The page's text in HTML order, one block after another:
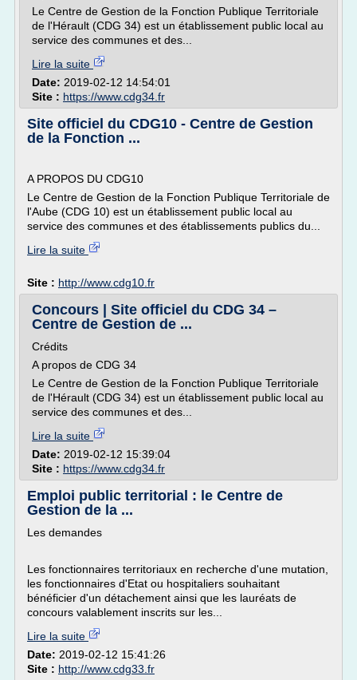
Le Centre de Gestion de la Fonction Publique Territoriale
de l'Hérault (CDG 34) est un établissement public local au
service des communes et des...
Lire la suite
Date: 2019-02-12 14:54:01
Site : https://www.cdg34.fr
Site officiel du CDG10 - Centre de Gestion
de la Fonction ...
A PROPOS DU CDG10
Le Centre de Gestion de la Fonction Publique Territoriale de
l'Aube (CDG 10) est un établissement public local au
service des communes et des établissements publics du...
Lire la suite
Site : http://www.cdg10.fr
Concours | Site officiel du CDG 34 –
Centre de Gestion de ...
Crédits
A propos de CDG 34
Le Centre de Gestion de la Fonction Publique Territoriale
de l'Hérault (CDG 34) est un établissement public local au
service des communes et des...
Lire la suite
Date: 2019-02-12 15:39:04
Site : https://www.cdg34.fr
Emploi public territorial : le Centre de
Gestion de la ...
Les demandes
Les fonctionnaires territoriaux en recherche d'une mutation,
les fonctionnaires d'Etat ou hospitaliers souhaitant
bénéficier d'un détachement ainsi que les lauréats de
concours valablement inscrits sur les...
Lire la suite
Date: 2019-02-12 15:41:26
Site : http://www.cdg33.fr